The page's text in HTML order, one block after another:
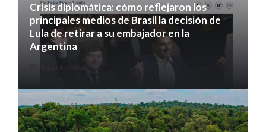
Crisis diplomática: cómo reflejaron los
principales medios de Brasil la decisión de
Lula de retirar a su embajador en la
Argentina
5 agosto 2026